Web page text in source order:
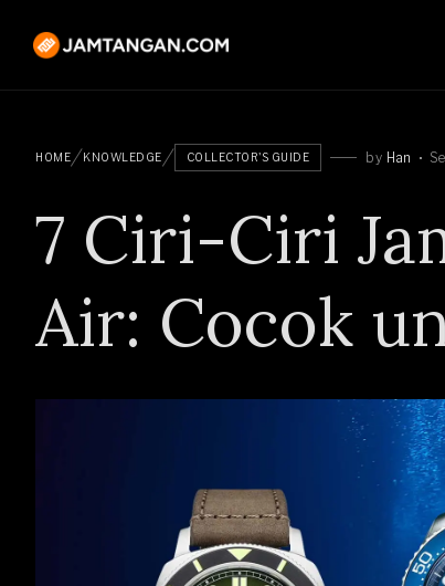
HOME KNOWLEDGE COLLECTOR'S GUIDE by Han
7 Ciri-Ciri
Air: Cocok